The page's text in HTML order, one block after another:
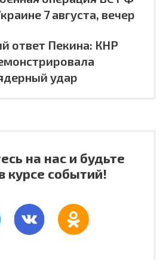
7 августа, вечер
ответ Пекина: КНР
удар
на нас и будьте
курсе событий!